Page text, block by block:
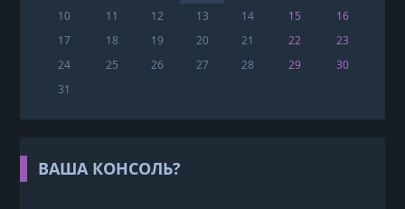
10
11 12 13 14 15
16
17
18 19 20 21 22
23
24
25 26 27 28 29
30
31
ВАША КОНСОЛЬ?